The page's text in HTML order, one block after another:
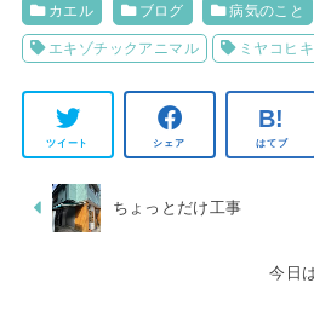
カエル ブログ 病気のこと
エキゾチックアニマル ミヤコヒ
ツイート シェア はてブ
ちょっとだけ工事
今日